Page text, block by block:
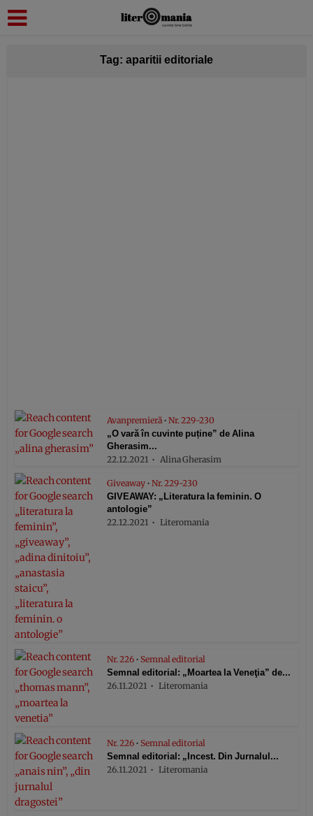
Tag: aparitii editoriale
Avanpremieră • Nr. 229-230
„O vară în cuvinte puține” de Alina
Gherasim...
22.12.2021
Alina Gherasim
Giveaway • Nr. 229-230
GIVEAWAY: „Literatura la feminin. O
antologie”
22.12.2021
Literomania
Nr. 226 • Semnal editorial
Semnal editorial: „Moartea la Veneţia” de...
26.11.2021
Literomania
Nr. 226 • Semnal editorial
Semnal editorial: „Incest. Din Jurnalul...
26.11.2021
Literomania
modal-check